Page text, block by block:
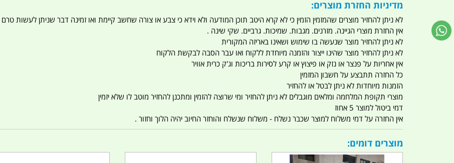
מדיניות החזרת מוצרים:
לא ניתן להחזיר מוצרים שהמזמין הזמין כי לא קרא היטב תוכן המודעה ולא וידא כי צבע או צורה שחשב קיימת ואו זמינה דבר שניתן לעשות
אין החזרת מוצרי הגיינה. מזרנים. מגבות. שמיכות. גרביים. שקי שינה .
לא ניתן להחזיר מוצר שנעשה בו שימוש ושאינו באריזה המקורית
לא ניתן להחזיר מוצר שהינו ייצור והזמנה מיוחדת ללקוח ואו עבר הסבה לבקשת הלקוח
אין אחריות על פנצר או נזק או פיצוץ או קרע לסירות בריכות וג'ק כרית אוויר
כל החזרה תתבצע על חשבון המזמין
הזמנות מיוחדות לא ניתן לבטל או להחזיר
מוצרי תקופת המלחמה ומלאים מוגבלים לא ניתן להחזיר ומי שרוצה להזמין ומתכנן להחזיר מוטב לו שלא יזמין
דמי ביטול למוצר 5 אחוז
אין החזרה על דמי משלוח למוצר שכבר נשלח - משלוח שנשלח והוחזר החיוב יהיה הלוך וחזור .
מוצרים דומים: